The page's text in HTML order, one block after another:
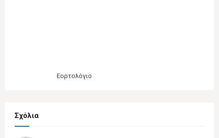
Εορτολόγιο
Σχόλια